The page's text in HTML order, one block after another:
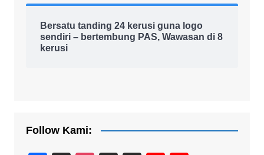
Bersatu tanding 24 kerusi guna logo
sendiri – bertembung PAS, Wawasan di 8
kerusi
Follow Kami: